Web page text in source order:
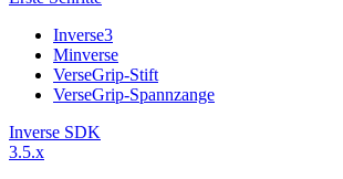
Inverse3
Minverse
VerseGrip-Stift
VerseGrip-Spannzange
Inverse SDK
3.5.x